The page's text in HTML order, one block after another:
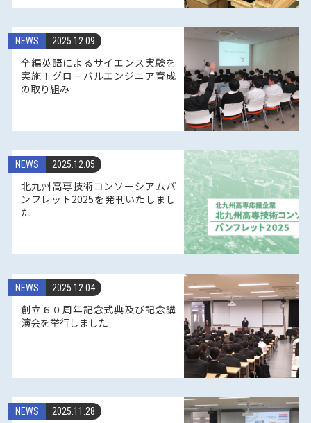
2025.12.09
NEWS
全編英語によるサイエンス実験を
実施！グローバルエンジニア育成
の取り組み
2025.12.05
NEWS
北九州高専技術コンソーシアムパ
ンフレット2025を発刊いたしまし
た
2025.12.04
NEWS
創立６０周年記念式典及び記念講
演会を挙行しました
2025.11.28
NEWS